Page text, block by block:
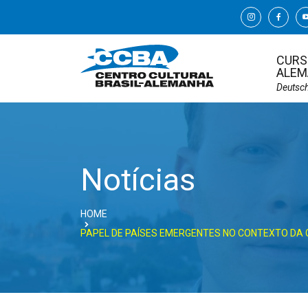
Notícias
HOME
PAPEL DE PAÍSES EMERGENTES NO CONTEXTO